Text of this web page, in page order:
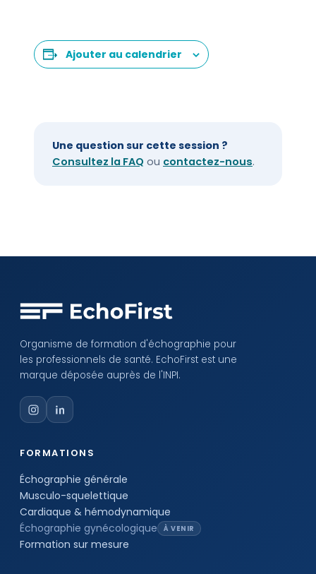
Ajouter au calendrier
Une question sur cette session ?
Consultez la FAQ ou contactez-nous.
Organisme de formation d'échographie pour
les professionnels de santé. EchoFirst est une
marque déposée auprès de l'INPI.
FORMATIONS
Échographie générale
Musculo-squelettique
Cardiaque & hémodynamique
Échographie gynécologique
À VENIR
Formation sur mesure